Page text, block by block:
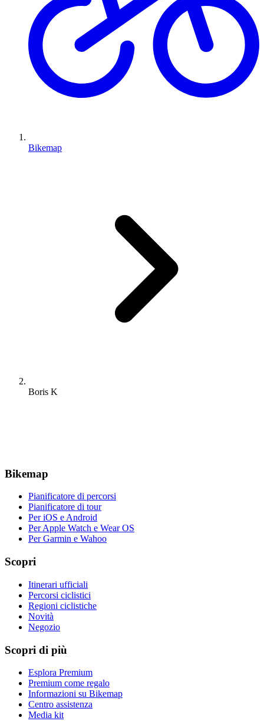
Bikemap
Boris K
Bikemap
Pianificatore di percorsi
Pianificatore di tour
Per iOS e Android
Per Apple Watch e Wear OS
Per Garmin e Wahoo
Scopri
Itinerari ufficiali
Percorsi ciclistici
Regioni ciclistiche
Novità
Negozio
Scopri di più
Esplora Premium
Premium come regalo
Informazioni su Bikemap
Centro assistenza
Media kit